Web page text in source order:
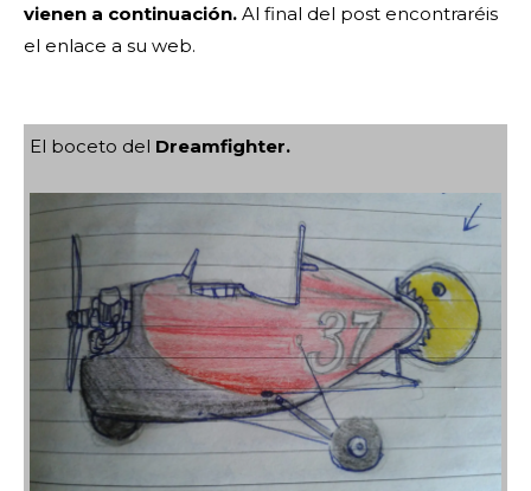
vienen a continuación. Al final del post encontraréis
el enlace a su web.
El boceto del Dreamfighter.